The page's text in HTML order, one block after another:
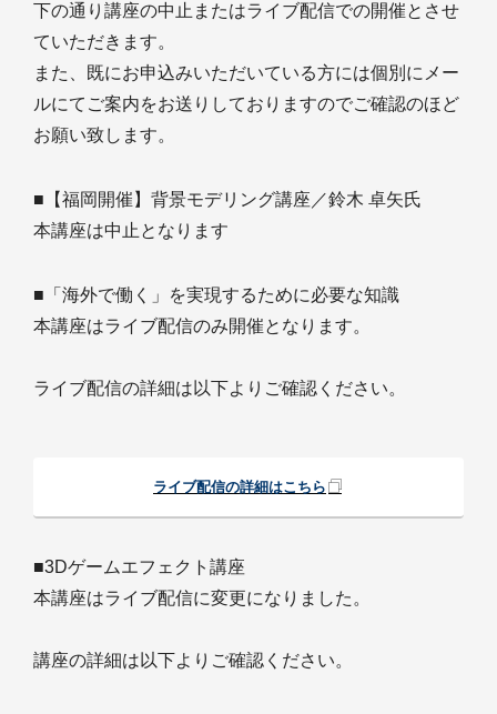
下の通り講座の中止またはライブ配信での開催とさせ
ていただきます。
また、既にお申込みいただいている方には個別にメー
ルにてご案内をお送りしておりますのでご確認のほど
お願い致します。
■【福岡開催】背景モデリング講座／鈴木 卓矢氏
本講座は中止となります
■「海外で働く」を実現するために必要な知識
本講座はライブ配信のみ開催となります。
ライブ配信の詳細は以下よりご確認ください。
ライブ配信の詳細はこちら
■3Dゲームエフェクト講座
本講座はライブ配信に変更になりました。
講座の詳細は以下よりご確認ください。